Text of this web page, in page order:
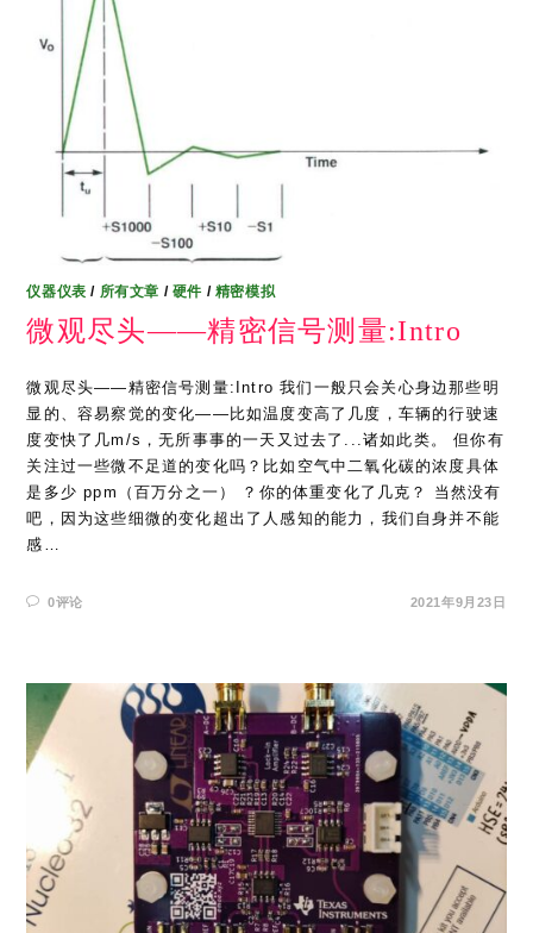
仪器仪表 / 所有文章 / 硬件 / 精密模拟
微观尽头——精密信号测量:Intro
微观尽头——精密信号测量:Intro 我们一般只会关心身边那些明
显的、容易察觉的变化——比如温度变高了几度，车辆的行驶速
度变快了几m/s，无所事事的一天又过去了...诸如此类。 但你有
关注过一些微不足道的变化吗？比如空气中二氧化碳的浓度具体
是多少 ppm（百万分之一） ？你的体重变化了几克？ 当然没有
吧，因为这些细微的变化超出了人感知的能力，我们自身并不能
感…
0评论 2021年9月23日